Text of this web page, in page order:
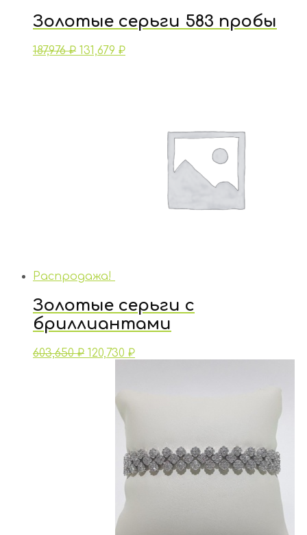
Золотые серьги 583 пробы
187,976₽ 131,679 ₽
Распродажа!
Золотые серьги с
бриллиантами
603,650₽ 120,730 ₽